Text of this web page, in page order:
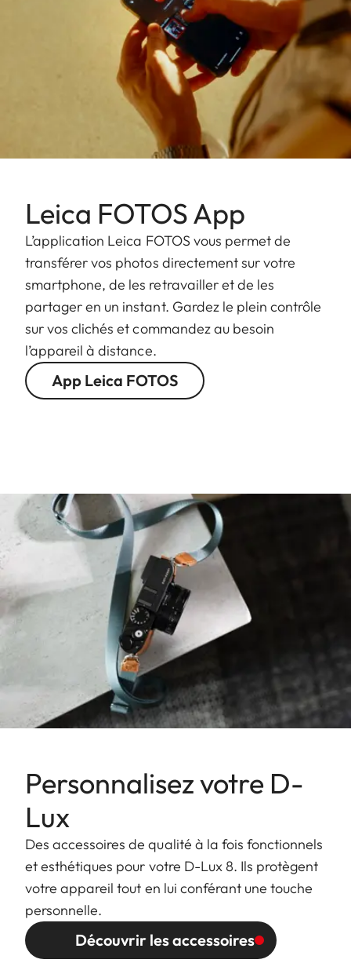
Leica FOTOS App
L’application Leica FOTOS vous permet de
transférer vos photos directement sur votre
smartphone, de les retravailler et de les
partager en un instant. Gardez le plein contrôle
sur vos clichés et commandez au besoin
l’appareil à distance.
App Leica FOTOS
Personnalisez votre D-
Lux
Des accessoires de qualité à la fois fonctionnels
et esthétiques pour votre D-Lux 8. Ils protègent
votre appareil tout en lui conférant une touche
personnelle.
Découvrir les accessoires